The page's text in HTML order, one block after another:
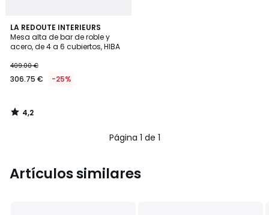
LA REDOUTE INTERIEURS
Mesa alta de bar de roble y
acero, de 4 a 6 cubiertos, HIBA
409.00 €
306.75 € -25%
4,2
/ 5
4,2
/
Página 1 de 1
Artículos similares